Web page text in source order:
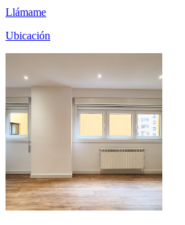
Llámame
Ubicación